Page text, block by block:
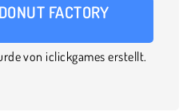
FACTORY
von iclickgames erstellt.